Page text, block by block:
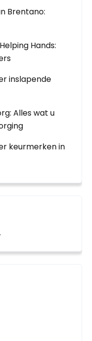
Brentano:
Hands:
inslapende
Alles wat u
keurmerken in